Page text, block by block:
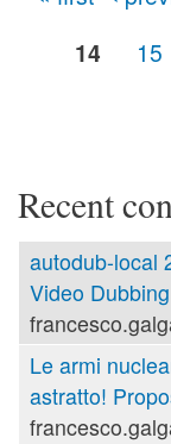
14 15
Recent
autodub-local
Video Dubbing
Le armi
astratto!